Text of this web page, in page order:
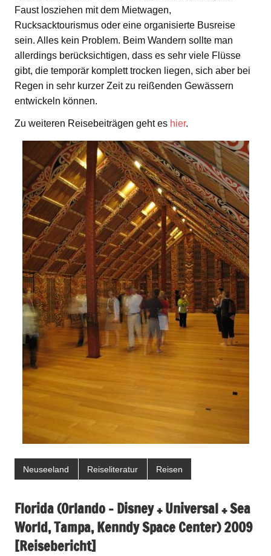
Faust losziehen mit dem Mietwagen,
Rucksacktourismus oder eine organisierte Busreise
sein. Alles kein Problem. Beim Wandern sollte man
allerdings berücksichtigen, dass es sehr viele Flüsse
gibt, die temporär komplett trocken liegen, sich aber bei
Regen in sehr kurzer Zeit zu reißenden Gewässern
entwickeln können.
Zu weiteren Reisebeiträgen geht es hier.
Neuseeland Reiseliteratur Reisen
Florida (Orlando – Disney + Universal + Sea
World, Tampa, Kenndy Space Center) 2009
[Reisebericht]